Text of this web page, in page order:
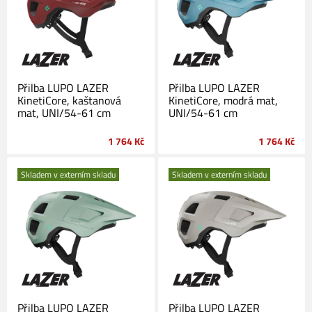
Přilba LUPO LAZER
KinetiCore, kaštanová
mat, UNI/54-61 cm
1 764 Kč
Přilba LUPO LAZER
KinetiCore, modrá mat,
UNI/54-61 cm
1 764 Kč
Skladem v externím skladu
Přilba LUPO LAZER
Skladem v externím skladu
Přilba LUPO LAZER